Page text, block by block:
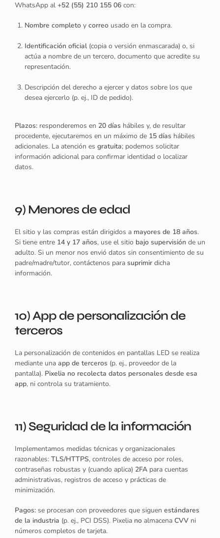
WhatsApp al +52 (55) 210 155 06 con:
Nombre completo y correo usado en la compra.
Identificación oficial(copia o versión enmascarada) o, si
actúa a nombre de un tercero, documento que acredite su
representación.
Descripción del derecho a ejercer y datos sobre los que
desea ejercerlo (p. ej., ID de pedido).
Plazos: responderemos en 20 días hábiles y, de resultar
procedente, ejecutaremos en un máximo de 15 días hábiles
adicionales. La atención es gratuita; podemos solicitar
información adicional para confirmar identidad o localizar
datos.
9) Menores de edad
El sitio y las compras están dirigidos a mayores de 18 años.
Si tiene entre 14 y 17 años, use el sitio bajo supervisión de un
adulto. Si un menor nos envió datos sin consentimiento de su
padre/madre/tutor, contáctenos para suprimir dicha
información.
10) App de personalización de
terceros
La personalización de contenidos en pantallas LED se realiza
mediante una app de terceros (p. ej., proveedor de la
pantalla). Pixelia no recolecta datos personales desde esa
app, ni controla su tratamiento.
11) Seguridad de la información
Implementamos medidas técnicas y organizacionales
razonables: TLS/HTTPS, controles de acceso por roles,
contraseñas robustas y (cuando aplica) 2FA para cuentas
administrativas, registros de acceso y prácticas de
minimización.
Pagos: se procesan con proveedores que siguen estándares
de la industria (p. ej., PCI DSS). Pixelia no almacena CVV ni
números completos de tarjeta.